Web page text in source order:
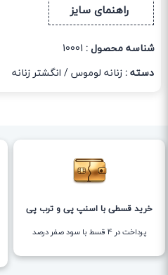
راهنمای سایز
شناسه محصول : 10001
دسته :زنانه لوموس/ انگشتر زنانه
خرید قسطی با اسنپ پی و ترب پی
پرداخت در 4 قسط با سود صفر درصد